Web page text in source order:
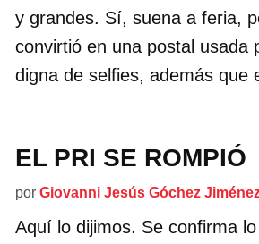
y grandes. Sí, suena a feria,
convirtió en una postal usada
digna de selfies, además
EL PRI SE ROMPIÓ
por Giovanni Jesús Góchez
Aquí lo dijimos. Se confirma